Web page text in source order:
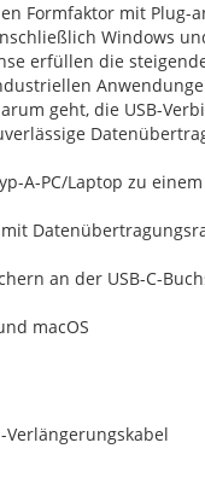
Formfaktor mit Plug-
Windows
erfüllen die
geht, die USB-
A-PC/Laptop zu
an der USB-C-
macOS
Verlängerungskabel